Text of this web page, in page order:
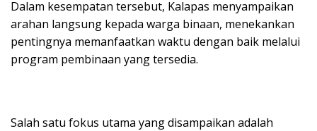
Dalam kesempatan tersebut, Kalapas menyampaikan
arahan langsung kepada warga binaan, menekankan
pentingnya memanfaatkan waktu dengan baik melalui
program pembinaan yang tersedia.
Salah satu fokus utama yang disampaikan adalah